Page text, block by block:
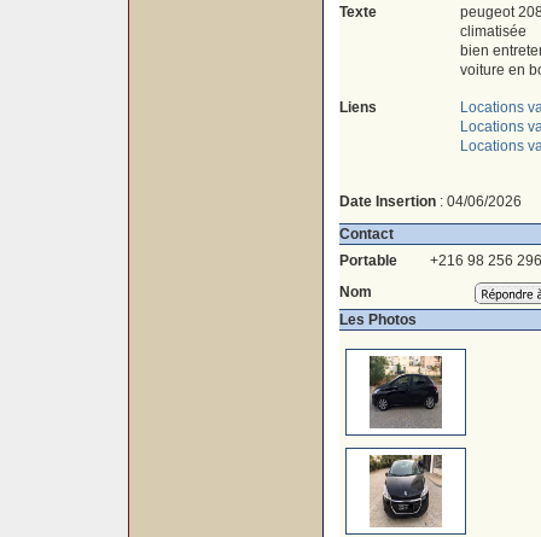
Texte
peugeot
climatisée
bien
voiture en
Liens
Locations
Locations
Locations
Date Insertion: 04/06/2026
Contact
Portable
+216 98 256 296
Nom
Les Photos